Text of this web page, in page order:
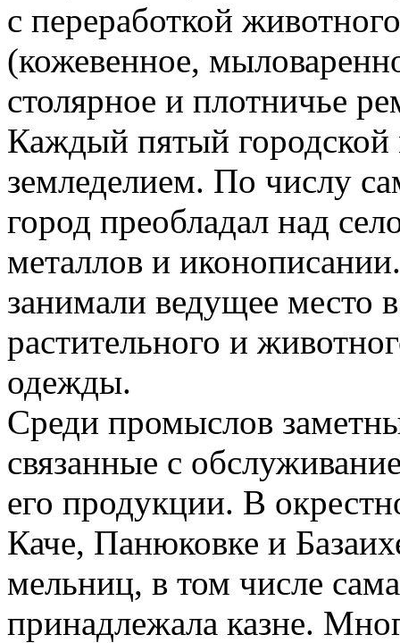
с переработкой
(кожевенное,
столярное и плотничье
Каждый пятый
земледелием. По числу
город преобладал над
металлов и
занимали ведущее место
растительного и
одежды.
Среди промыслов
связанные с
его продукции. В
Каче, Панюковке и
мельниц, в том числе
принадлежала казне.